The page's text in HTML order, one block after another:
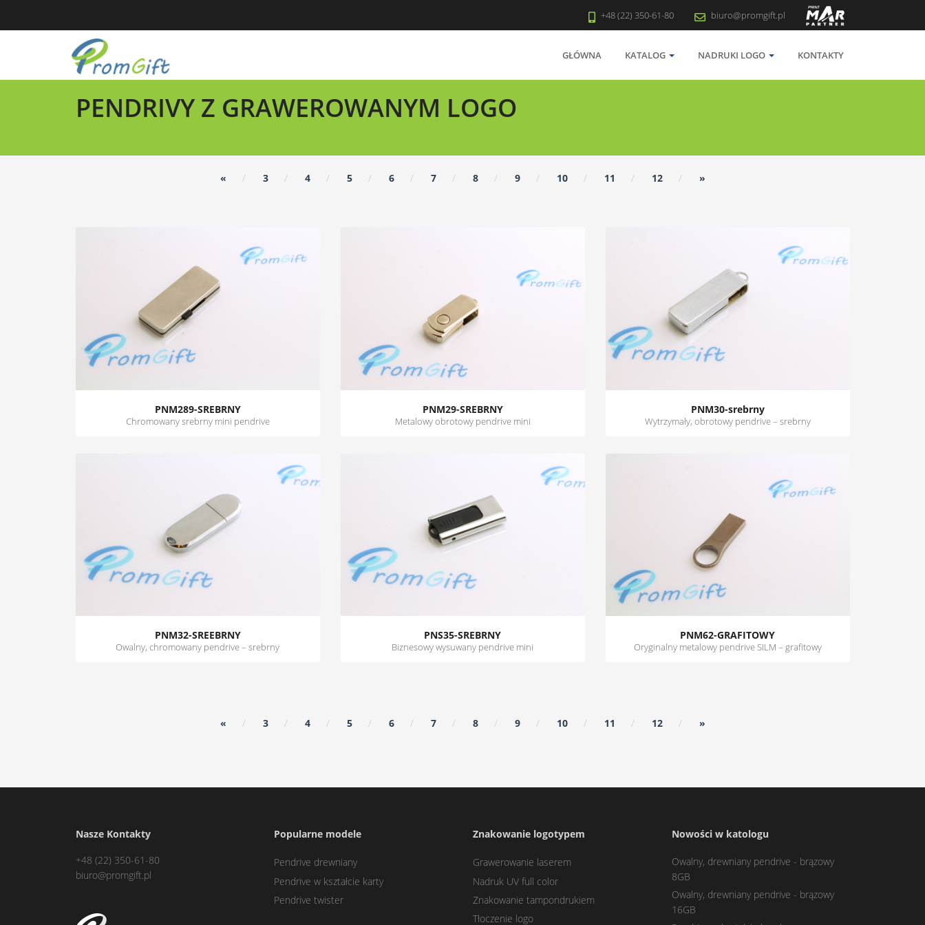
biuro@promgift.pl
+48 (22) 350-61-80
GŁÓWNA KATALOG NADRUKI LOGO KONTAKTY
PENDRIVY Z GRAWEROWANYM LOGO
« 3 4 5 6 7 8 9 10 11 12 »
PNM289-SREBRNY
Chromowany srebrny mini pendrive
PNM29-SREBRNY
Metalowy obrotowy pendrive mini
PNM30-srebrny
Wytrzymały, obrotowy pendrive – srebrny
PNM32-SREEBRNY
Owalny, chromowany pendrive – srebrny
PNS35-SREBRNY
Biznesowy wysuwany pendrive mini
PNM62-GRAFITOWY
Oryginalny metalowy pendrive SILM – grafitowy
« 3 4 5 6 7 8 9 10 11 12 »
Nasze Kontakty
+48 (22) 350-61-80
biuro@promgift.pl
Popularne modele
Pendrive drewniany
Pendrive w kształcie karty
Pendrive twister
Znakowanie logotypem
Grawerowanie laserem
Nadruk UV full color
Znakowanie tampondrukiem
Tłoczenie logo
Nowości w katologu
Owalny, drewniany pendrive - brązowy
8GB
Owalny, drewniany pendrive - brązowy
16GB